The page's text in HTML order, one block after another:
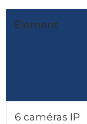
Élément
6 caméras IP